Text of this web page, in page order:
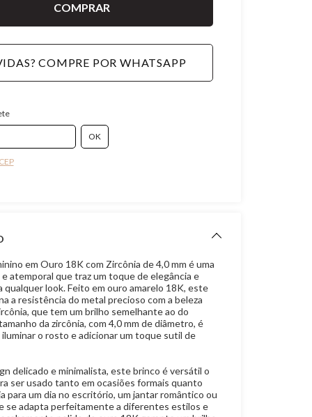
COMPRE POR WHATSAPP
em Ouro 18K com Zircônia de 4,0 mm é uma
e atemporal que traz um toque de elegância e
qualquer look. Feito em ouro amarelo 18K, este
a resistência do metal precioso com a beleza
que tem um brilho semelhante ao do
da zircônia, com 4,0 mm de diâmetro, é
o rosto e adicionar um toque sutil de
delicado e minimalista, este brinco é versátil o
ser usado tanto em ocasiões formais quanto
para um dia no escritório, um jantar romântico ou
se adapta perfeitamente a diferentes estilos e